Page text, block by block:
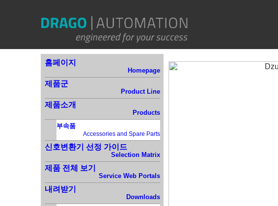
홈페이지
Homepage
제품군
Product Line
제품소개
Products
부속품
Accessories and Spare Parts
신호변환기 선정 가이드
Selection Matrix
제품 전체 보기
Service Web Portals
내려받기
Downloads